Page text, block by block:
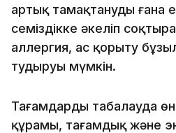
артық тамақтануды ғана
семіздікке әкеліп
аллергия, ас қорыту
тудыруы мүмкін.
Тағамдарды таңбалауда
құрамы, тағамдық және